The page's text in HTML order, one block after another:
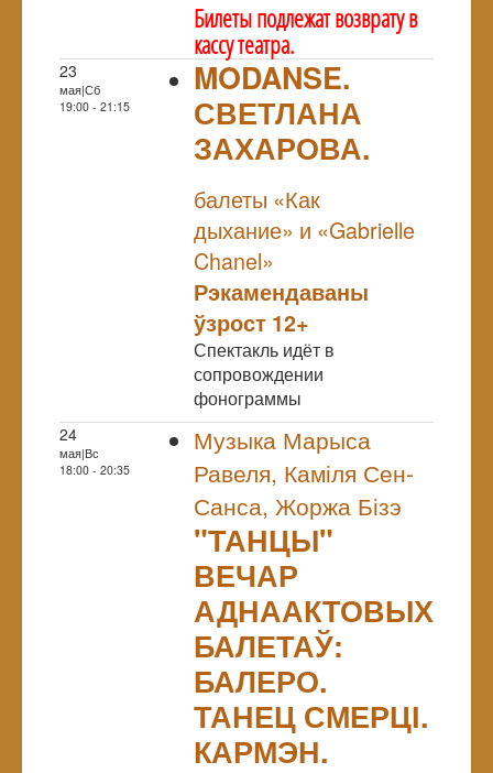
Билеты подлежат возврату в
кассу театра.
23
мая|Сб
19:00 - 21:15
MODANSE.
СВЕТЛАНА
ЗАХАРОВА.
балеты «Как
дыхание» и «Gabrielle
Chanel»
Рэкамендаваны
ўзрост 12+
Спектакль идёт в
сопровождении
фонограммы
24
мая|Вс
18:00 - 20:35
Музыка Марыса
Равеля, Каміля Сен-
Санса, Жоржа Бізэ
"ТАНЦЫ"
ВЕЧАР
АДНААКТОВЫХ
БАЛЕТАЎ:
БАЛЕРО.
ТАНЕЦ СМЕРЦІ.
КАРМЭН.